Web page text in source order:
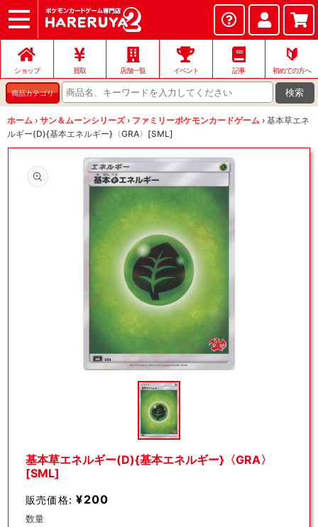
ショップ
店頭買取
ネット買取
店舗一覧
イベント
お問い合わせ
ショップ 買取 店舗一覧 イベント 記事
🔰
初めての方へ
商品カテゴリ 検索
ホーム › サン＆ムーンシリーズ › ファミリーポケモンカードゲーム › 基本草エネ
ルギー(D){基本エネルギー}〈GRA〉[SML]
デ
ィ
ア
を
開
基本草エネルギー(D){基本エネルギー}〈GRA〉
[SML]
販売価格: ¥200
数量